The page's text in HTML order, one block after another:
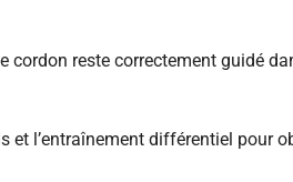
cordon reste correctement guidé
et l’entraînement différentiel pour